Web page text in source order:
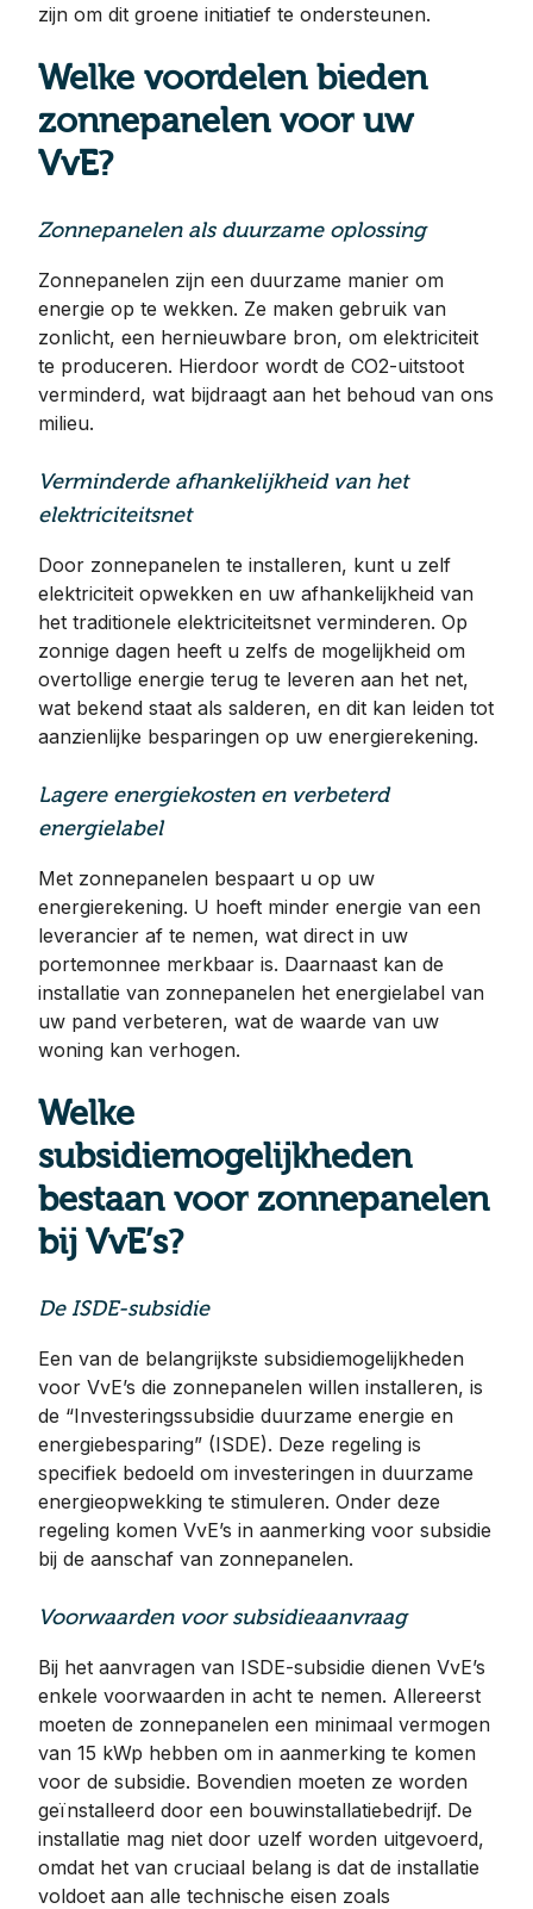
zijn om dit groene initiatief te ondersteunen.
Welke voordelen bieden
zonnepanelen voor uw
VvE?
Zonnepanelen als duurzame oplossing
Zonnepanelen zijn een duurzame manier om
energie op te wekken. Ze maken gebruik van
zonlicht, een hernieuwbare bron, om elektriciteit
te produceren. Hierdoor wordt de CO2-uitstoot
verminderd, wat bijdraagt aan het behoud van ons
milieu.
Verminderde afhankelijkheid van het
elektriciteitsnet
Door zonnepanelen te installeren, kunt u zelf
elektriciteit opwekken en uw afhankelijkheid van
het traditionele elektriciteitsnet verminderen. Op
zonnige dagen heeft u zelfs de mogelijkheid om
overtollige energie terug te leveren aan het net,
wat bekend staat als salderen, en dit kan leiden tot
aanzienlijke besparingen op uw energierekening.
Lagere energiekosten en verbeterd
energielabel
Met zonnepanelen bespaart u op uw
energierekening. U hoeft minder energie van een
leverancier af te nemen, wat direct in uw
portemonnee merkbaar is. Daarnaast kan de
installatie van zonnepanelen het energielabel van
uw pand verbeteren, wat de waarde van uw
woning kan verhogen.
Welke
subsidiemogelijkheden
bestaan voor zonnepanelen
bij VvE’s?
De ISDE-subsidie
Een van de belangrijkste subsidiemogelijkheden
voor VvE’s die zonnepanelen willen installeren, is
de “Investeringssubsidie duurzame energie en
energiebesparing” (ISDE). Deze regeling is
specifiek bedoeld om investeringen in duurzame
energieopwekking te stimuleren. Onder deze
regeling komen VvE’s in aanmerking voor subsidie
bij de aanschaf van zonnepanelen.
Voorwaarden voor subsidieaanvraag
Bij het aanvragen van ISDE-subsidie dienen VvE’s
enkele voorwaarden in acht te nemen. Allereerst
moeten de zonnepanelen een minimaal vermogen
van 15 kWp hebben om in aanmerking te komen
voor de subsidie. Bovendien moeten ze worden
geïnstalleerd door een bouwinstallatiebedrijf. De
installatie mag niet door uzelf worden uitgevoerd,
omdat het van cruciaal belang is dat de installatie
voldoet aan alle technische eisen zoals